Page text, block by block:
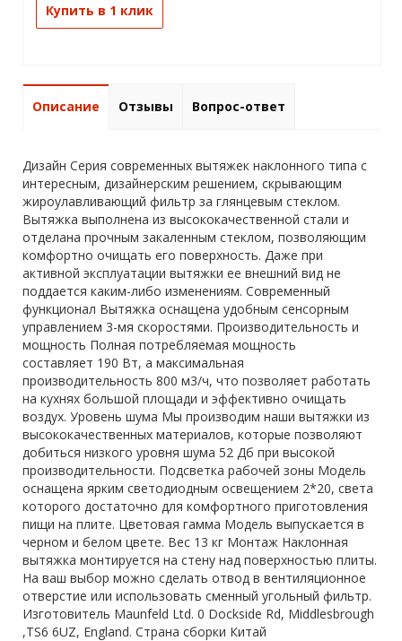
Купить в 1 клик
Описание Отзывы Вопрос-ответ
Дизайн Серия современных вытяжек наклонного типа с
интересным, дизайнерским решением, скрывающим
жироулавливающий фильтр за глянцевым стеклом.
Вытяжка выполнена из высококачественной стали и
отделана прочным закаленным стеклом, позволяющим
комфортно очищать его поверхность. Даже при
активной эксплуатации вытяжки ее внешний вид не
поддается каким-либо изменениям. Современный
функционал Вытяжка оснащена удобным сенсорным
управлением 3-мя скоростями. Производительность и
мощность Полная потребляемая мощность
составляет 190 Вт, а максимальная
производительность 800 м3/ч, что позволяет работать
на кухнях большой площади и эффективно очищать
воздух. Уровень шума Мы производим наши вытяжки из
высококачественных материалов, которые позволяют
добиться низкого уровня шума 52 Дб при высокой
производительности. Подсветка рабочей зоны Модель
оснащена ярким светодиодным освещением 2*20, света
которого достаточно для комфортного приготовления
пищи на плите. Цветовая гамма Модель выпускается в
черном и белом цвете. Вес 13 кг Монтаж Наклонная
вытяжка монтируется на стену над поверхностью плиты.
На ваш выбор можно сделать отвод в вентиляционное
отверстие или использовать сменный угольный фильтр.
Изготовитель Maunfeld Ltd. 0 Dockside Rd, Middlesbrough
,TS6 6UZ, England. Страна сборки Китай